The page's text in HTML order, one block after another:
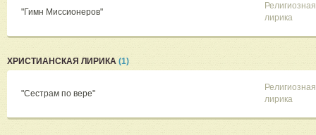
"Гимн Миссионеров"
Религиозная
лирика
ХРИСТИАНСКАЯ ЛИРИКА (1)
"Сестрам по вере"
Религиозная
лирика